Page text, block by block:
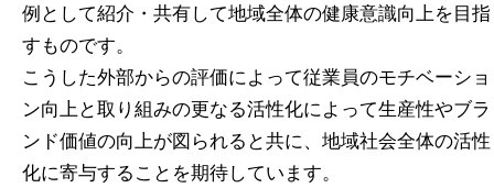
例として紹介・共有して地域全体の健康意識向上を目指
すものです。
こうした外部からの評価によって従業員のモチベーショ
ン向上と取り組みの更なる活性化によって生産性やブラ
ンド価値の向上が図られると共に、地域社会全体の活性
化に寄与することを期待しています。